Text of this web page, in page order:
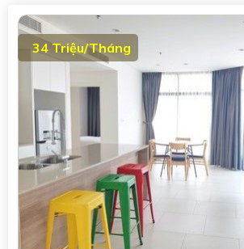
34 Triệu/Tháng